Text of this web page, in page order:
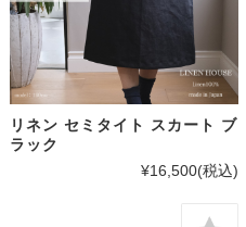
リネン セミタイト スカート ブ
ラック
¥16,500(税込)